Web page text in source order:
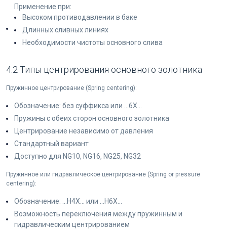
Применение при:
Высоком противодавлении в баке
Длинных сливных линиях
Необходимости чистоты основного слива
4.2 Типы центрирования основного золотника
Пружинное центрирование (Spring centering):
Обозначение: без суффикса или ...6X...
Пружины с обеих сторон основного золотника
Центрирование независимо от давления
Стандартный вариант
Доступно для NG10, NG16, NG25, NG32
Пружинное или гидравлическое центрирование (Spring or pressure
centering):
Обозначение: ...H4X... или ...H6X...
Возможность переключения между пружинным и
гидравлическим центрированием